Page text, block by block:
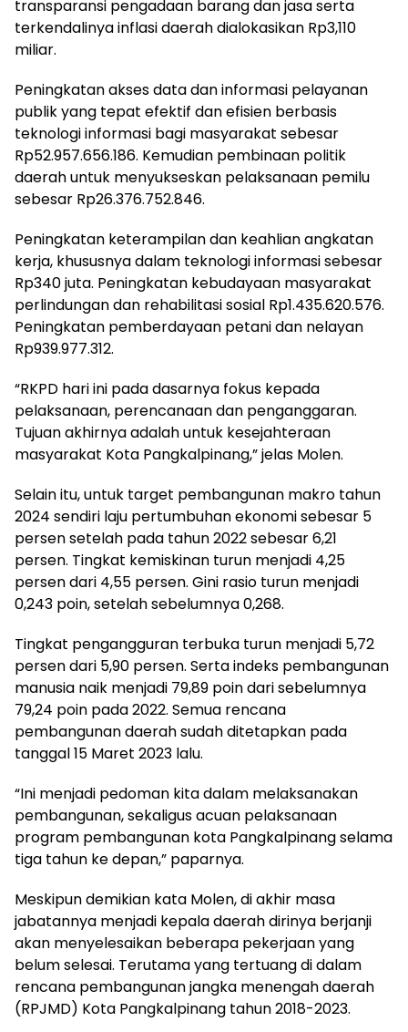
transparansi pengadaan barang dan jasa serta
terkendalinya inflasi daerah dialokasikan Rp3,110
miliar.
Peningkatan akses data dan informasi pelayanan
publik yang tepat efektif dan efisien berbasis
teknologi informasi bagi masyarakat sebesar
Rp52.957.656.186. Kemudian pembinaan politik
daerah untuk menyukseskan pelaksanaan pemilu
sebesar Rp26.376.752.846.
Peningkatan keterampilan dan keahlian angkatan
kerja, khususnya dalam teknologi informasi sebesar
Rp340 juta. Peningkatan kebudayaan masyarakat
perlindungan dan rehabilitasi sosial Rp1.435.620.576.
Peningkatan pemberdayaan petani dan nelayan
Rp939.977.312.
“RKPD hari ini pada dasarnya fokus kepada
pelaksanaan, perencanaan dan penganggaran.
Tujuan akhirnya adalah untuk kesejahteraan
masyarakat Kota Pangkalpinang,” jelas Molen.
Selain itu, untuk target pembangunan makro tahun
2024 sendiri laju pertumbuhan ekonomi sebesar 5
persen setelah pada tahun 2022 sebesar 6,21
persen. Tingkat kemiskinan turun menjadi 4,25
persen dari 4,55 persen. Gini rasio turun menjadi
0,243 poin, setelah sebelumnya 0,268.
Tingkat pengangguran terbuka turun menjadi 5,72
persen dari 5,90 persen. Serta indeks pembangunan
manusia naik menjadi 79,89 poin dari sebelumnya
79,24 poin pada 2022. Semua rencana
pembangunan daerah sudah ditetapkan pada
tanggal 15 Maret 2023 lalu.
“Ini menjadi pedoman kita dalam melaksanakan
pembangunan, sekaligus acuan pelaksanaan
program pembangunan kota Pangkalpinang selama
tiga tahun ke depan,” paparnya.
Meskipun demikian kata Molen, di akhir masa
jabatannya menjadi kepala daerah dirinya berjanji
akan menyelesaikan beberapa pekerjaan yang
belum selesai. Terutama yang tertuang di dalam
rencana pembangunan jangka menengah daerah
(RPJMD) Kota Pangkalpinang tahun 2018-2023.